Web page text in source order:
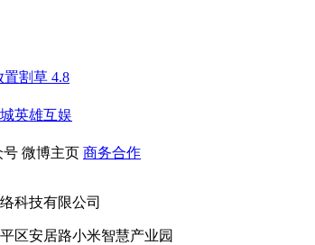
置割草 4.8
英雄互娱
号 微博主页 商务合作
科技有限公司
区安居路小米智慧产业园